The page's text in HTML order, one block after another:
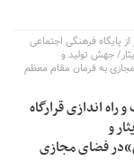
پایگاه فرهنگی اجتماعی
جهش تولید و
به فرمان مقام معظم
راه اندازی قرارگاه
و
فضای مجازی